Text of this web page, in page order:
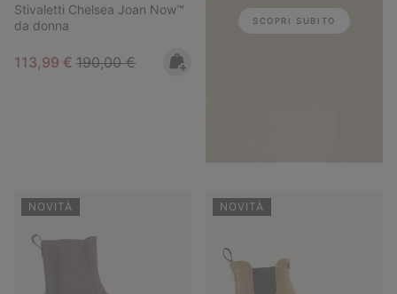
Stivaletti Chelsea Joan Now™
da donna
Sale price:
113,99 € Regular price:
190,00 €
SCOPRI SUBITO
NOVITÀ NOVITÀ